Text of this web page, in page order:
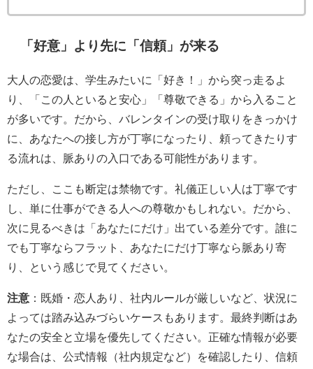
「好意」より先に「信頼」が来る
大人の恋愛は、学生みたいに「好き！」から突っ走るよ
り、「この人といると安心」「尊敬できる」から入ること
が多いです。だから、バレンタインの受け取りをきっかけ
に、あなたへの接し方が丁寧になったり、頼ってきたりす
る流れは、脈ありの入口である可能性があります。
ただし、ここも断定は禁物です。礼儀正しい人は丁寧です
し、単に仕事ができる人への尊敬かもしれない。だから、
次に見るべきは「あなたにだけ」出ている差分です。誰に
でも丁寧ならフラット、あなたにだけ丁寧なら脈あり寄
り、という感じで見てください。
注意 ：既婚・恋人あり、社内ルールが厳しいなど、状況に
よっては踏み込みづらいケースもあります。最終判断はあ
なたの安全と立場を優先してください。正確な情報が必要
な場合は、公式情報（社内規定など）を確認したり、信頼